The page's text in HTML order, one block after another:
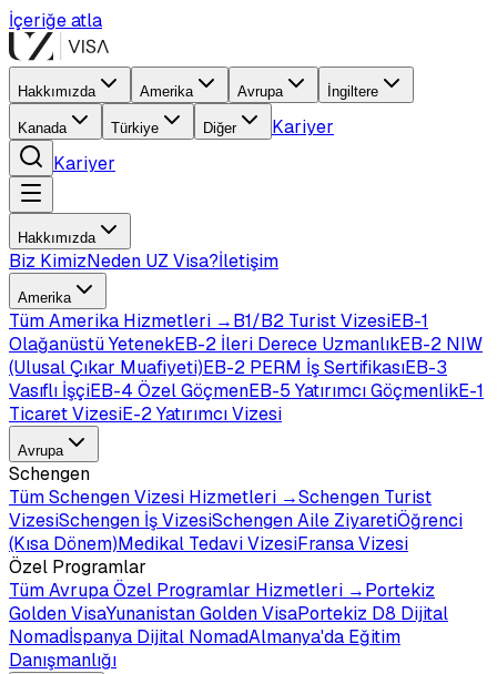
İçeriğe atla
Hakkımızda Amerika Avrupa İngiltere
Kanada Türkiye Diğer
Kariyer
Kariyer
Hakkımızda
Biz KimizNeden UZ Visa?İletişim
Amerika
TümAmerika Hizmetleri →B1/B2 Turist VizesiEB-1
Olağanüstü YetenekEB-2 İleri Derece UzmanlıkEB-2 NIW
(Ulusal Çıkar Muafiyeti)EB-2 PERM İş SertifikasıEB-3
Vasıflı İşçiEB-4 Özel GöçmenEB-5 Yatırımcı GöçmenlikE-1
Ticaret VizesiE-2 Yatırımcı Vizesi
Avrupa
Schengen
TümSchengen Vizesi Hizmetleri →Schengen Turist
VizesiSchengen İş VizesiSchengen Aile ZiyaretiÖğrenci
(Kısa Dönem)Medikal Tedavi VizesiFransa Vizesi
Özel Programlar
TümAvrupa Özel Programlar Hizmetleri →Portekiz
Golden VisaYunanistan Golden VisaPortekiz D8 Dijital
Nomadİspanya Dijital NomadAlmanya'da Eğitim
Danışmanlığı